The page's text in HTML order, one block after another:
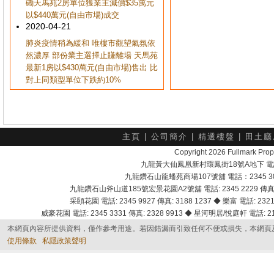
磡天馬苑2房單位獲業主減價$35萬元
以$440萬元(自由市場)成交
2020-04-21
肺炎疫情稍為緩和 唯樓市觀望氣氛依
然濃厚 部份業主選擇止賺離場 天馬苑
最新1房以$430萬元(自由市場)售出 比
對上同類型單位下跌約10%
主頁 公司簡介 精選樓盤 田土
Copyright 2026 Fullmark
九龍黃大仙鳳凰新村環鳳街18號A地下
九龍鑽石山龍蟠苑商場107號舖 電話：2345
九龍鑽石山斧山道185號宏景花園A2號舖 電話: 2345 2229
采頣花園 電話: 2345 9927 傳真: 3188 1237 ◆ 樂富 電話:
威豪花園 電話: 2345 3331 傳真: 2328 9913 ◆ 星河明居/悅庭軒 電話
本網頁內容所提供資料，僅作參考用途。若因錯漏而引致任何不便或損失，本網
使用條款
私隱政策聲明